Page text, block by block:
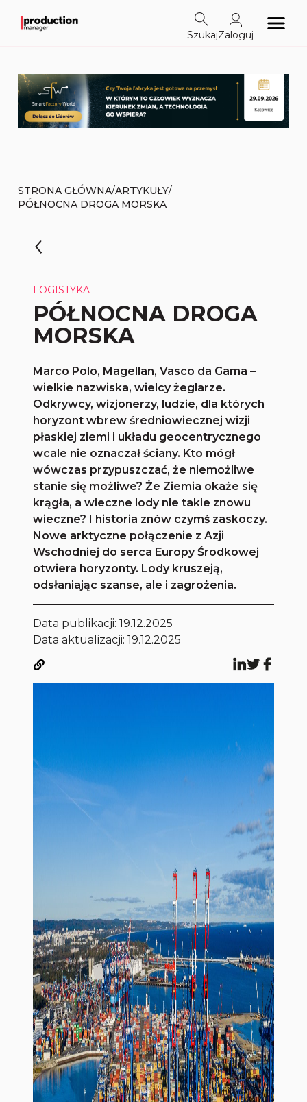
SzukajZaloguj
STRONA GŁÓWNA/ARTYKUŁY/
PÓŁNOCNA DROGA MORSKA
LOGISTYKA
PÓŁNOCNA DROGA
MORSKA
Marco Polo, Magellan, Vasco da Gama –
wielkie nazwiska, wielcy żeglarze.
Odkrywcy, wizjonerzy, ludzie, dla których
horyzont wbrew średniowiecznej wizji
płaskiej ziemi i układu geocentrycznego
wcale nie oznaczał ściany. Kto mógł
wówczas przypuszczać, że niemożliwe
stanie się możliwe? Że Ziemia okaże się
krągła, a wieczne lody nie takie znowu
wieczne? I historia znów czymś zaskoczy.
Nowe arktyczne połączenie z Azji
Wschodniej do serca Europy Środkowej
otwiera horyzonty. Lody kruszeją,
odsłaniając szanse, ale i zagrożenia.
Data publikacji:19.12.2025
Data aktualizacji: 19.12.2025